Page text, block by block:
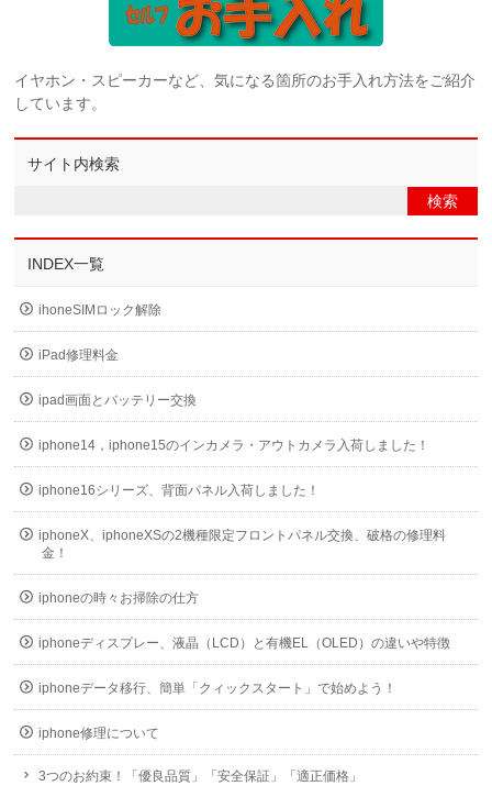
イヤホン・スピーカーなど、気になる箇所のお手入れ方法をご紹介
しています。
サイト内検索
INDEX一覧
ihoneSIMロック解除
iPad修理料金
ipad画面とバッテリー交換
iphone14，iphone15のインカメラ・アウトカメラ入荷しました！
iphone16シリーズ、背面パネル入荷しました！
iphoneX、iphoneXSの2機種限定フロントパネル交換、破格の修理料
金！
iphoneの時々お掃除の仕方
iphoneディスプレー、液晶（LCD）と有機EL（OLED）の違いや特徴
iphoneデータ移行、簡単「クィックスタート」で始めよう！
iphone修理について
3つのお約束！「優良品質」「安全保証」「適正価格」